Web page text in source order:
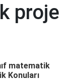
proje
matematik
Konuları